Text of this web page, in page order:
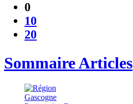
0
10
20
Sommaire Articles